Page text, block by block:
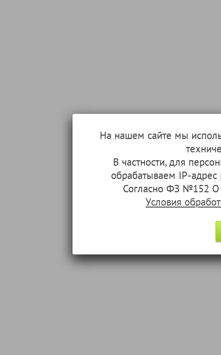
На нашем сайте мы
В частности, для
обрабатываем IP-
Согласно ФЗ №152 О
Условия